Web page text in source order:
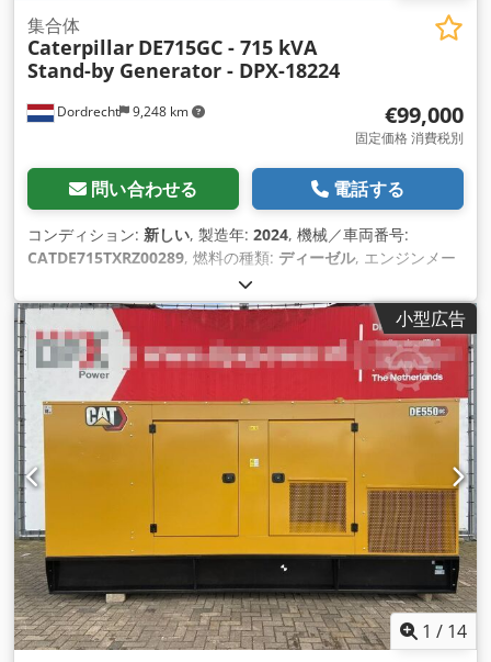
Dordrecht 9,248 km
集合体
Caterpillar DE715GC - 715 kVA
Stand-by Generator - DPX-18224
€99,000
固定価格 消費税別
問い合わせる 電話する
コンディション: 新しい, 製造年: 2024, 機械／車両番号:
CATDE715TXRZ00289, 燃料の種類: ディーゼル, エンジンメー
小型広告
1 / 14